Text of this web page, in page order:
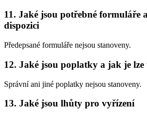
11. Jaké jsou potřebné formuláře
dispozici
Předepsané formuláře nejsou stanoveny.
12. Jaké jsou poplatky a jak je
Správní ani jiné poplatky nejsou stanoveny.
13. Jaké jsou lhůty pro vyřízení